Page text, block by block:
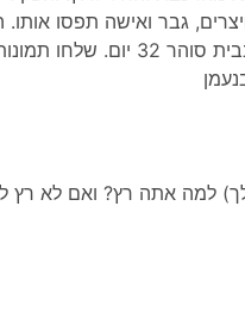
גבר ואישה תפסו
אותו. החזיקו אותו בבית